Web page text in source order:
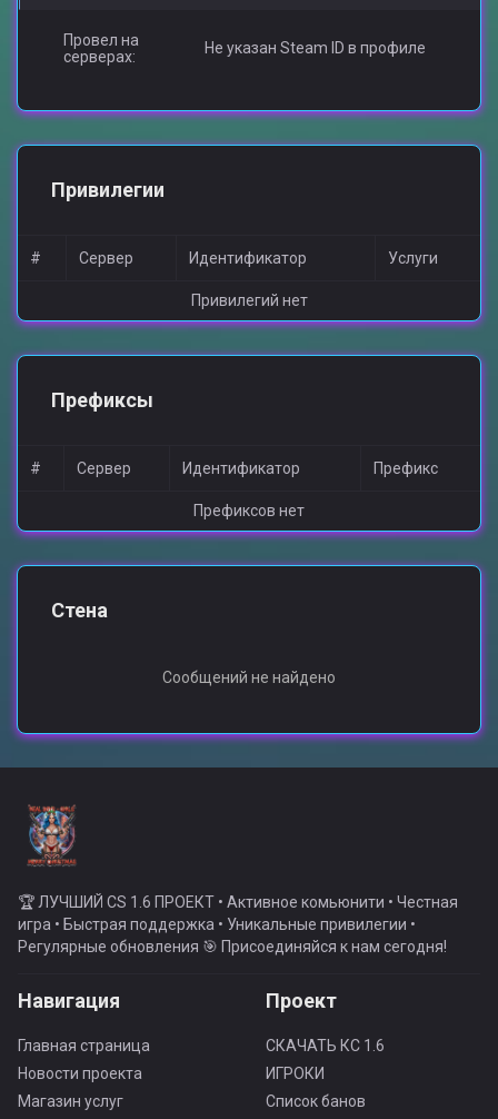
Провел на
серверах:
Не указан Steam ID в профиле
Привилегии
# Сервер Идентификатор Услуги
Привилегий нет
Префиксы
# Сервер Идентификатор Префикс
Префиксов нет
Стена
Сообщений не найдено
🏆 ЛУЧШИЙ CS 1.6 ПРОЕКТ • Активное комьюнити • Честная
игра • Быстрая поддержка • Уникальные привилегии •
Регулярные обновления 🎯 Присоединяйся к нам сегодня!
Навигация
Главная страница
Новости проекта
Магазин услуг
Проект
СКАЧАТЬ КС 1.6
ИГРОКИ
Список банов